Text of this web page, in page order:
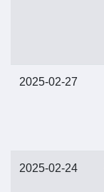
2025-02-27
2025-02-24